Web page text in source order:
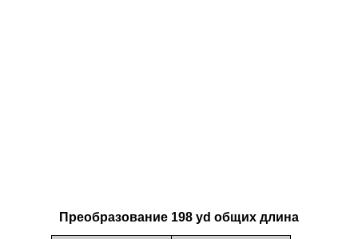
Преобразование 198 yd общих длина